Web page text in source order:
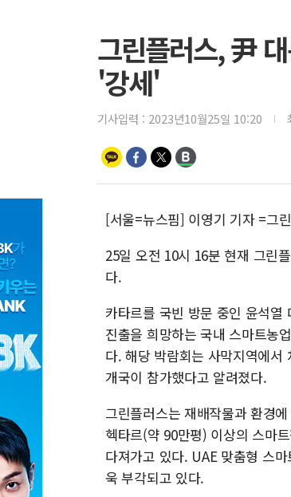
그린플러스, 尹
'강세'
기사입력 : 2023년10월25일 10:20
[서울=뉴스핌] 이영기 기자 =그
25일 오전 10시 16분 현재 그린
다.
카타르를 국빈 방문 중인 윤석열
진출을 희망하는 국내 스마트농
다. 해당 박람회는 사막지역에
개국이 참가했다고 알려졌다.
그린플러스는 재배작물과 환경
헥타르(약 90만평) 이상의 스마
다져가고 있다. UAE 맞춤형 스
욱 부각되고 있다.